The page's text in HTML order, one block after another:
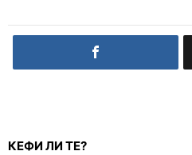
КЕФИ ЛИ ТЕ?